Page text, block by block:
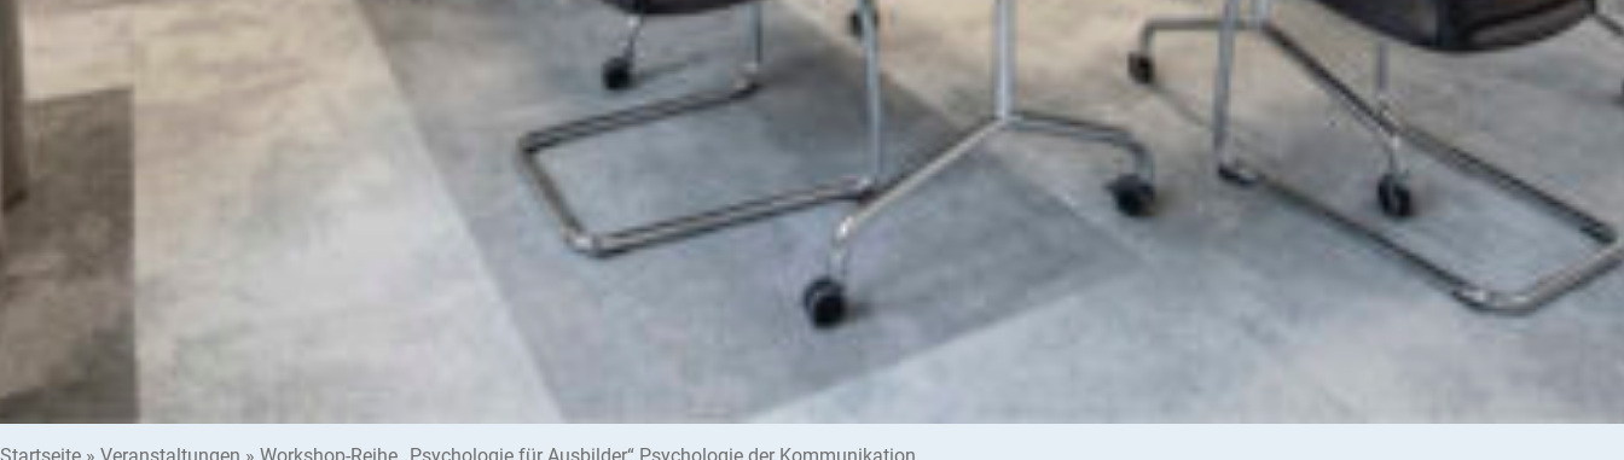
Startseite » Veranstaltungen » Workshop-Reihe „Psychologie für Ausbilder“ Psychologie der Kommunikation